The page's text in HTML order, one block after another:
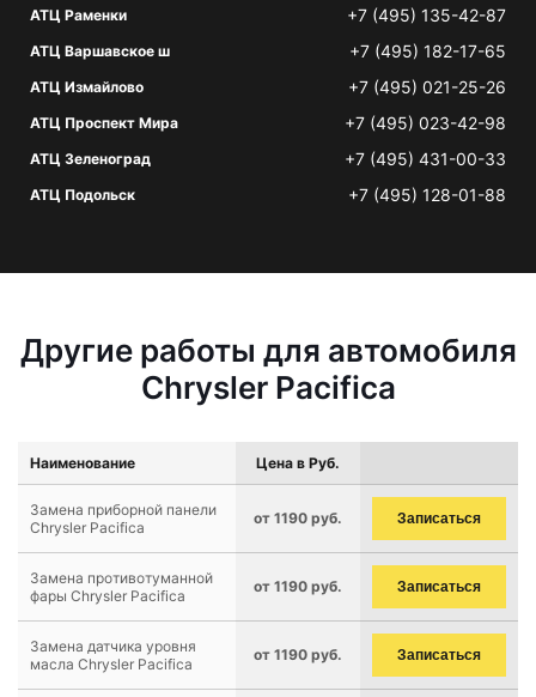
АТЦ Раменки +7 (495) 135-42-87
АТЦ Варшавское ш +7 (495) 182-17-65
АТЦ Измайлово +7 (495) 021-25-26
АТЦ Проспект Мира +7 (495) 023-42-98
АТЦ Зеленоград +7 (495) 431-00-33
АТЦ Подольск +7 (495) 128-01-88
Другие работы для автомобиля
Chrysler Pacifica
Наименование Цена в Руб.
Замена приборной панели
Chrysler Pacifica
от 1190 руб. Записаться
Замена противотуманной
фары Chrysler Pacifica
от 1190 руб. Записаться
Замена датчика уровня
масла Chrysler Pacifica
от 1190 руб. Записаться